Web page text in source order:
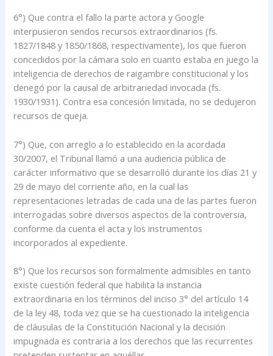
6°) Que contra el fallo la parte actora y Google
interpusieron sendos recursos extraordinarios (fs.
1827/1848 y 1850/1868, respectivamente), los que fueron
concedidos por la cámara solo en cuanto estaba en juego la
inteligencia de derechos de raigambre constitucional y los
denegó por la causal de arbitrariedad invocada (fs.
1930/1931). Contra esa concesión limitada, no se dedujeron
recursos de queja.
7°) Que, con arreglo a lo establecido en la acordada
30/2007, el Tribunal llamó a una audiencia pública de
carácter informativo que se desarrolló durante los días 21 y
29 de mayo del corriente año, en la cual las
representaciones letradas de cada una de las partes fueron
interrogadas sobre diversos aspectos de la controversia,
conforme da cuenta el acta y los instrumentos
incorporados al expediente.
8°) Que los recursos son formalmente admisibles en tanto
existe cuestión federal que habilita la instancia
extraordinaria en los términos del inciso 3° del artículo 14
de la ley 48, toda vez que se ha cuestionado la inteligencia
de cláusulas de la Constitución Nacional y la decisión
impugnada es contraria a los derechos que las recurrentes